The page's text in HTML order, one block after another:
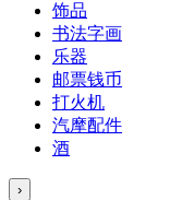
饰品
书法字画
乐器
邮票钱币
打火机
汽摩配件
酒
›